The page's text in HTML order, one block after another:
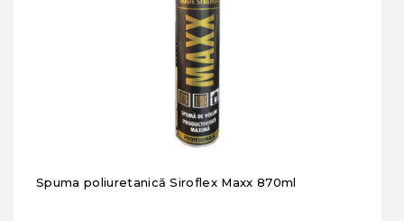
Spuma poliuretanică Siroflex Maxx 870ml